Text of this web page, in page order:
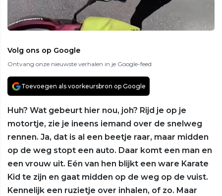
Volg ons op Google
Ontvang onze nieuwste verhalen in je Google-feed
Toevoegen als voorkeursbron op Google
Huh? Wat gebeurt hier nou, joh? Rijd je op je
motortje, zie je ineens iemand over de snelweg
rennen. Ja, dat is al een beetje raar, maar midden
op de weg stopt een auto. Daar komt een man en
een vrouw uit. Eén van hen blijkt een ware Karate
Kid te zijn en gaat midden op de weg op de vuist.
Kennelijk een ruzietje over inhalen, of zo. Maar